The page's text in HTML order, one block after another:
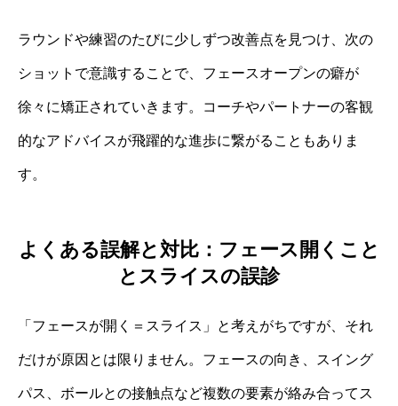
ラウンドや練習のたびに少しずつ改善点を見つけ、次の
ショットで意識することで、フェースオープンの癖が
徐々に矯正されていきます。コーチやパートナーの客観
的なアドバイスが飛躍的な進歩に繋がることもありま
す。
よくある誤解と対比：フェース開くこと
とスライスの誤診
「フェースが開く＝スライス」と考えがちですが、それ
だけが原因とは限りません。フェースの向き、スイング
パス、ボールとの接触点など複数の要素が絡み合ってス